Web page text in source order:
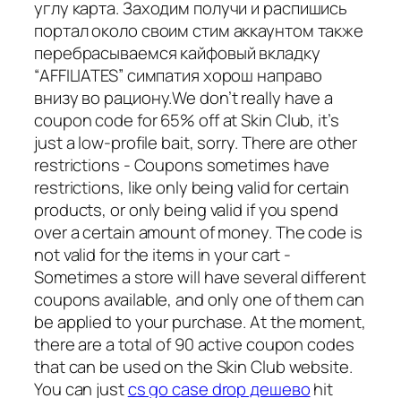
углу карта. Заходим получи и распишись
портал около своим стим аккаунтом также
перебрасываемся кайфовый вкладку
“AFFILIATES” симпатия хорош направо
внизу во рациону.We don’t really have a
coupon code for 65% off at Skin Club, it’s
just a low-profile bait, sorry. There are other
restrictions - Coupons sometimes have
restrictions, like only being valid for certain
products, or only being valid if you spend
over a certain amount of money. The code is
not valid for the items in your cart -
Sometimes a store will have several different
coupons available, and only one of them can
be applied to your purchase. At the moment,
there are a total of 90 active coupon codes
that can be used on the Skin Club website.
You can justcs go case drop дешевоhit